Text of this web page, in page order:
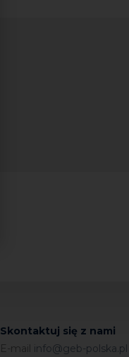
Skontaktuj się z nami
E-mail info@geb-polska.pl